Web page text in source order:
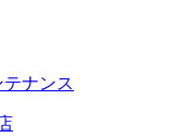
ナンス